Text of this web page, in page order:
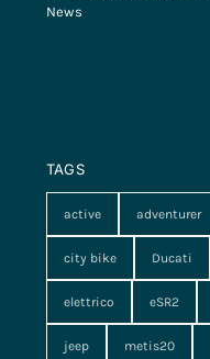
News
TAGS
active adventurer
city bike Ducati
elettrico eSR2
jeep metis20